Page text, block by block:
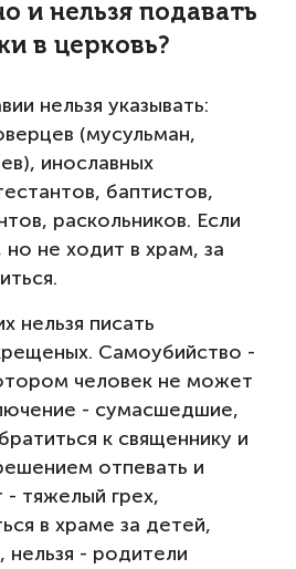
и нельзя подавать
в церковь?
нельзя указывать:
(мусульман,
инославных
баптистов,
раскольников. Если
не ходит в храм, за
нельзя писать
Самоубийство -
человек не может
- сумасшедшие,
к священнику и
отпевать и
тяжелый грех,
в храме за детей,
- родители